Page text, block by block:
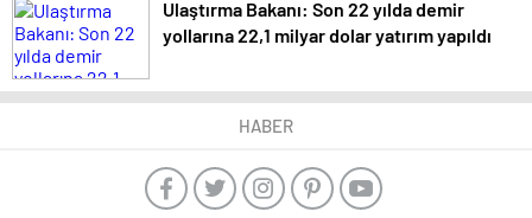
Ulaştırma Bakanı: Son 22 yılda demir
yollarına 22,1 milyar dolar yatırım yapıldı
HABER